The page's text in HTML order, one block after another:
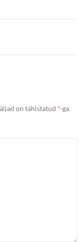
on tähistatud *-ga